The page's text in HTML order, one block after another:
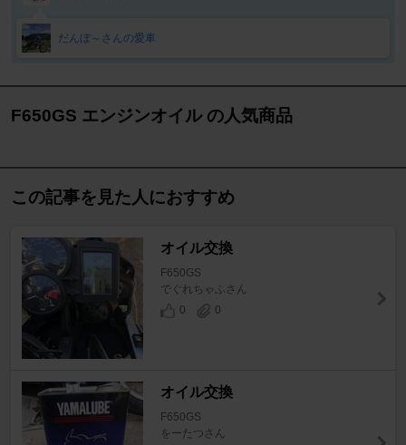
だんぼ～さんの愛車
F650GS エンジンオイル の人気商品
この記事を見た人におすすめ
オイル交換
F650GS
でぐれちゃふさん
0
0
オイル交換
F650GS
をーたつさん